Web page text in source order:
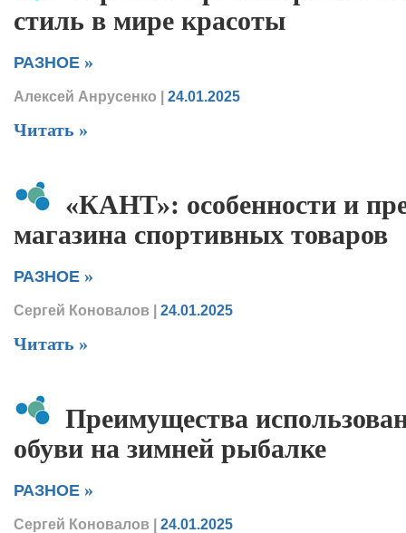
стиль в мире красоты
РАЗНОЕ »
Алексей Анрусенко | 24.01.2025
Читать »
«КАНТ»: особенности и
магазина спортивных товаров
РАЗНОЕ »
Сергей Коновалов | 24.01.2025
Читать »
Преимущества
обуви на зимней рыбалке
РАЗНОЕ »
Сергей Коновалов | 24.01.2025